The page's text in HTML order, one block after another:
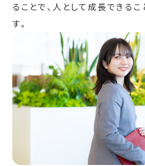
ることで、人として成長できる
す。